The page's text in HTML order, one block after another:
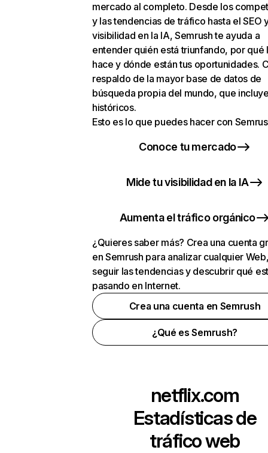
mercado al completo. Desde los
y las tendencias de tráfico hasta el SEO
visibilidad en la IA, Semrush te ayuda a
entender quién está triunfando, por qué
hace y dónde están tus oportunidades.
respaldo de la mayor base de datos de
búsqueda propia del mundo, que
históricos.
Esto es lo que puedes hacer con
Conoce tu mercado
Mide tu visibilidad en la IA
Aumenta el tráfico orgánico
¿Quieres saber más? Crea una cuenta
en Semrush para analizar cualquier
seguir las tendencias y descubrir qué
pasando en Internet.
Crea una cuenta en Semrush
¿Qué es Semrush?
netflix.com
Estadísticas de
tráfico web